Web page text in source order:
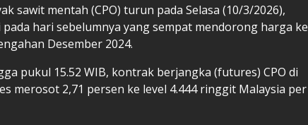
sawit mentah (CPO) turun pada Selasa (10/3/2026),
hari sebelumnya yang sempat mendorong harga ke
Desember 2024.
pukul 15.52 WIB, kontrak berjangka (futures) CPO di
merosot 2,71 persen ke level 4.444 ringgit Malaysia per